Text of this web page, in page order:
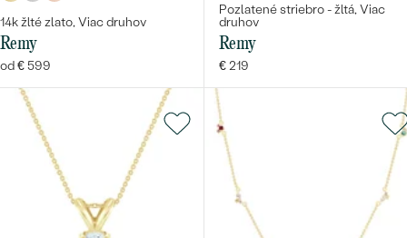
14k žlté zlato, Viac druhov
Remy
od € 599
Pozlatené striebro - žltá, Viac
druhov
Remy
€ 219